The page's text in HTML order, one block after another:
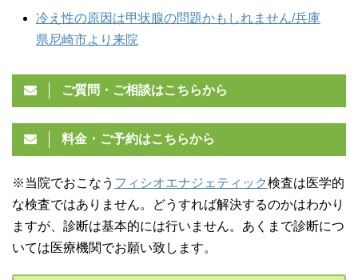
冷え性の原因は甲状腺の問題かもしれません/兵庫
県尼崎市より来院
ご質問・ご相談はこちらから
料金・ご予約はこちらから
※当院でおこなう フィシオエナジェティック検査は医学的
な検査ではありません。どうすれば解決するのかはわかり
ますが、診断は基本的には行いません。あくまで診断につ
いては医療機関でお願い致します。